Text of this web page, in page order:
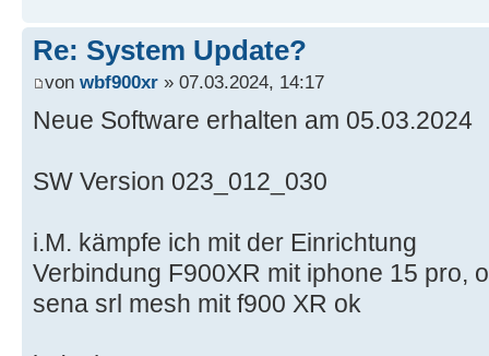
Re: System Update?
von wbf900xr » 07.03.2024, 14:17
Neue Software erhalten am 05.03.2024
SW Version 023_012_030
i.M. kämpfe ich mit der Einrichtung
Verbindung F900XR mit iphone 15 pro,
sena srl mesh mit f900 XR ok